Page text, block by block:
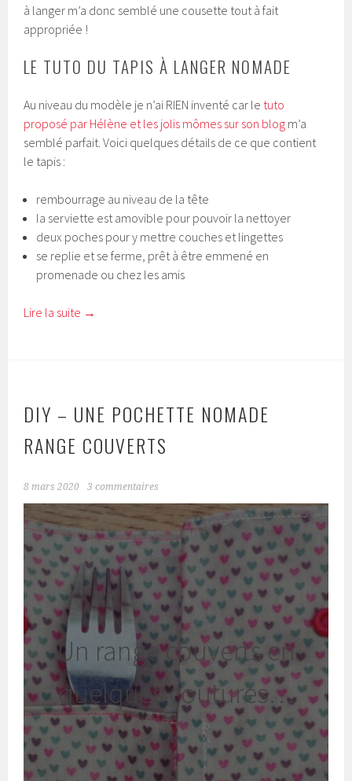
à langer m’a donc semblé une cousette tout à fait
appropriée !
LE TUTO DU TAPIS À LANGER NOMADE
Au niveau du modèle je n’ai RIEN inventé car le tuto
proposé par Hélène et les jolis mômes sur son blog m’a
semblé parfait. Voici quelques détails de ce que contient
le tapis :
rembourrage au niveau de la tête
la serviette est amovible pour pouvoir la nettoyer
deux poches pour y mettre couches et lingettes
se replie et se ferme, prêt à être emmené en
promenade ou chez les amis
Lire la suite →
DIY – UNE POCHETTE NOMADE
RANGE COUVERTS
8 mars 2020 3 commentaires
Un range couverts en
quelques coutures…